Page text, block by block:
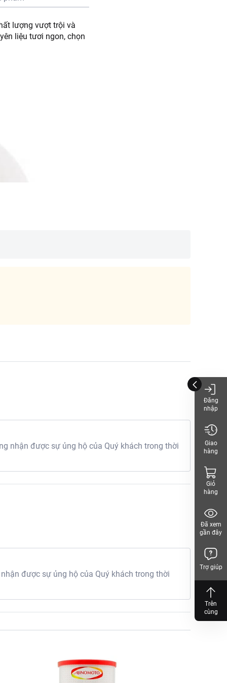
lượng vượt trội và
liệu tươi ngon, chọn
tủy và cà rốt.
cho món ăn thêm
nhận được sự ủng hộ của Quý khách trong thời
được sự ủng hộ của Quý khách trong thời
Đăng
nhập
Giao
hàng
Giỏ
hàng
Đã xem
gần đây
Trợ giúp
Trên
cùng